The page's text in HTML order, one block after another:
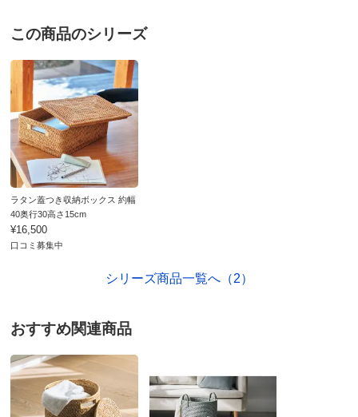
■色：（ア）ナチュラル （イ）ブラック
■サイズ：約幅40奥行30高さ20cm
■本体重さ：約1.5kg（蓋含む）
■素材：ラタン
■ベトナム製（企画：日本）
※天然素材を使用し、手作りのため色味、サイズ、形状等
が若干異なる場合があります。
ディノスのサイズ（家具）
この商品のシリーズ
ラタン蓋つき収納ボックス 約幅
40奥行30高さ15cm
¥16,500
口コミ募集中
シリーズ商品一覧へ（2）
おすすめ関連商品